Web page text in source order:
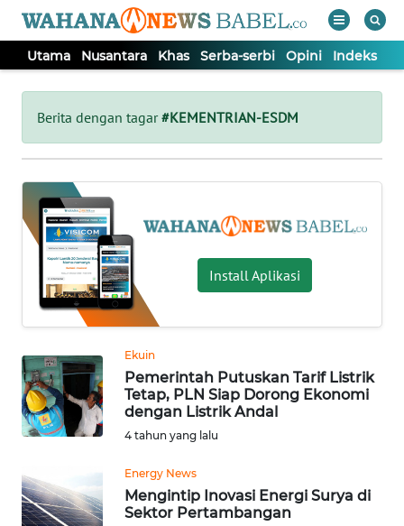
Utama Nusantara Khas Serba-serbi Opini Indeks
Berita dengan tagar#KEMENTRIAN-ESDM
Install Aplikasi
Ekuin
Pemerintah Putuskan Tarif Listrik
Tetap, PLN Siap Dorong Ekonomi
dengan Listrik Andal
4 tahun yang lalu
Energy News
Mengintip Inovasi Energi Surya di
Sektor Pertambangan
Tutup
UTAMA
NUSANTARA
KHAS
SERBA-
SERBI
OPINI
Informasi
BERITA